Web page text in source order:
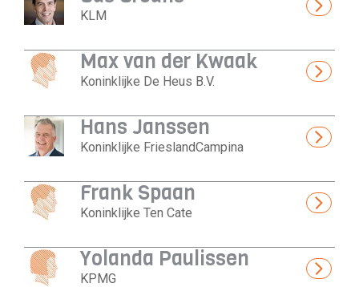
KLM
Max van der Kwaak
Koninklijke De Heus B.V.
Hans Janssen
Koninklijke FrieslandCampina
Frank Spaan
Koninklijke Ten Cate
Yolanda Paulissen
KPMG